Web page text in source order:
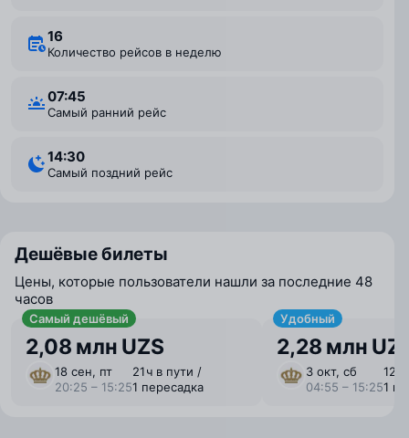
16
Количество рейсов в неделю
07:45
Самый ранний рейс
14:30
Самый поздний рейс
Дешёвые билеты
Цены, которые пользователи нашли за последние 48
часов
Самый дешёвый
2,08 млн UZS
18 сен, пт
20:25 – 15:25
21 ⁠ч в пути /
1 пересадка
Удобный
2,28 млн
3 окт, сб
04:55 – 15:25
12
1